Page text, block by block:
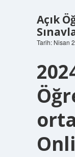
Açık
Tarih: Nisan